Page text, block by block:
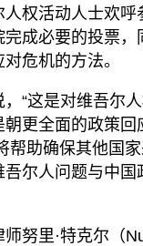
权活动人士欢呼
完成必要的投票，
危机的方法。
“这是对维吾尔
更全面的政策回
帮助确保其他国
尔人问题与中国
努里·特克尔（